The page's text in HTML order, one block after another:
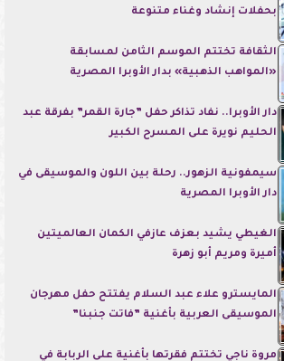
بحفلات إنشاد وغناء متنوعة
الثقافة تختتم الموسم الثامن لمسابقة
«المواهب الذهبية» بدار الأوبرا المصرية
دار الأوبرا.. نفاد تذاكر حفل ”جارة القمر” بفرقة عبد
الحليم نويرة على المسرح الكبير
سيمفونية الزهور.. رحلة بين اللون والموسيقى في
دار الأوبرا المصرية
الغيطي يشيد بعزف عازفي الكمان العالميتين
أميرة ومريم أبو زهرة
المايسترو علاء عبد السلام يفتتح حفل مهرجان
الموسيقى العربية بأغنية ”فاتت جنبنا”
مروة ناجي تختتم فقرتها بأغنية على الربابة في